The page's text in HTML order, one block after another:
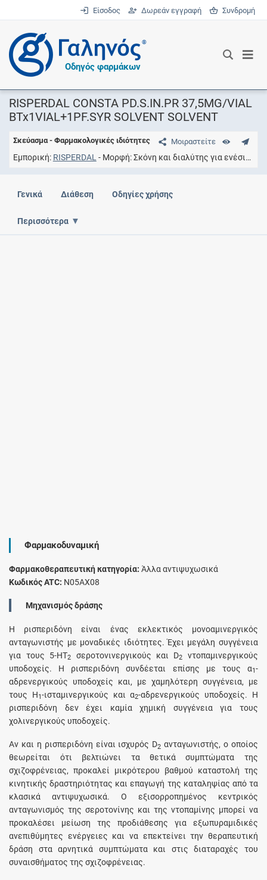
Είσοδος Δωρεάν εγγραφή Συνδρομή
®
Οδηγός φαρμάκων
RISPERDAL CONSTA PD.S.IN.PR 37,5MG/VIAL
BTx1VIAL+1PF.SYR SOLVENT SOLVENT
Μοιραστείτε
Σκεύασμα - Φαρμακολογικές ιδιότητες
Εμπορική RISPERDAL Μορφή Σκόνη και διαλύτης για ενέσιμο διάλυμα
Γενικά Διάθεση Οδηγίες χρήσης
Περισσότερα
Φαρμακοδυναμική
Φαρμακοθεραπευτική κατηγορία: Άλλα αντιψυχωσικά
Κωδικός ATC: N05AX08
Μηχανισμός δράσης
Η ρισπεριδόνη είναι ένας εκλεκτικός μονοαμινεργικός
ανταγωνιστής με μοναδικές ιδιότητες. Έχει μεγάλη συγγένεια
για τους 5-ΗΤ2 σεροτονινεργικούς και D2
ντοπαμινεργικούς
υποδοχείς. Η ρισπεριδόνη συνδέεται επίσης με τους α1 -
αδρενεργικούς υποδοχείς και, με χαμηλότερη συγγένεια, με
τους Η1 -ισταμινεργικούς και α2-αδρενεργικούς υποδοχείς. Η
ρισπεριδόνη δεν έχει καμία χημική συγγένεια για τους
χολινεργικούς υποδοχείς.
Αν και η ρισπεριδόνη είναι ισχυρός D2 ανταγωνιστής, ο οποίος
θεωρείται ότι βελτιώνει τα θετικά συμπτώματα της
σχιζοφρένειας, προκαλεί μικρότερου βαθμού καταστολή της
κινητικής δραστηριότητας και επαγωγή της καταληψίας από τα
κλασικά αντιψυχωσικά. O εξισορροπημένος κεντρικός
ανταγωνισμός της σεροτονίνης και της ντοπαμίνης μπορεί να
προκαλέσει μείωση της προδιάθεσης για εξωπυραμιδικές
ανεπιθύμητες ενέργειες και να επεκτείνει την θεραπευτική
δράση στα αρνητικά συμπτώματα και στις διαταραχές του
συναισθήματος της σχιζοφρένειας.